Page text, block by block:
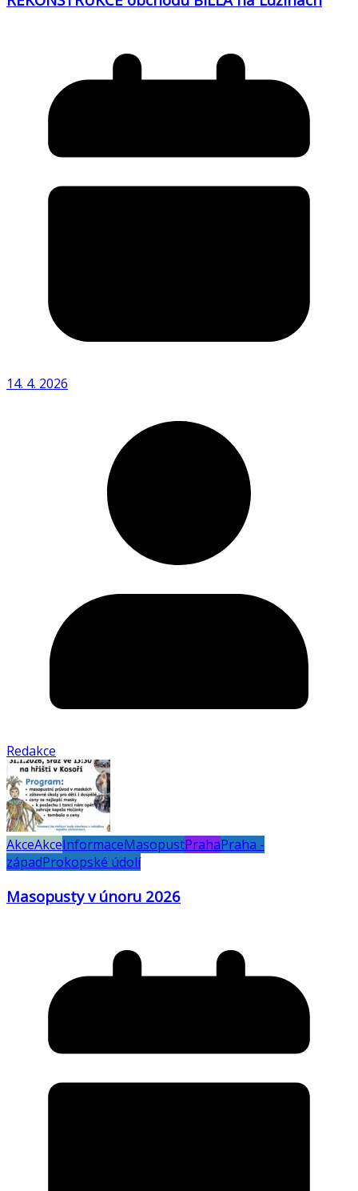
14. 4. 2026
Redakce
AkceAkceInformaceMasopustPrahaPraha -
západProkopské údolí
Masopusty v únoru 2026